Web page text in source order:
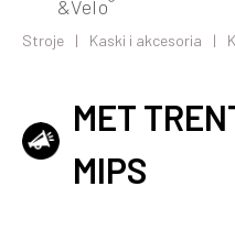
&Velo
Stroje Kaski i akcesoria
MET
MIPS